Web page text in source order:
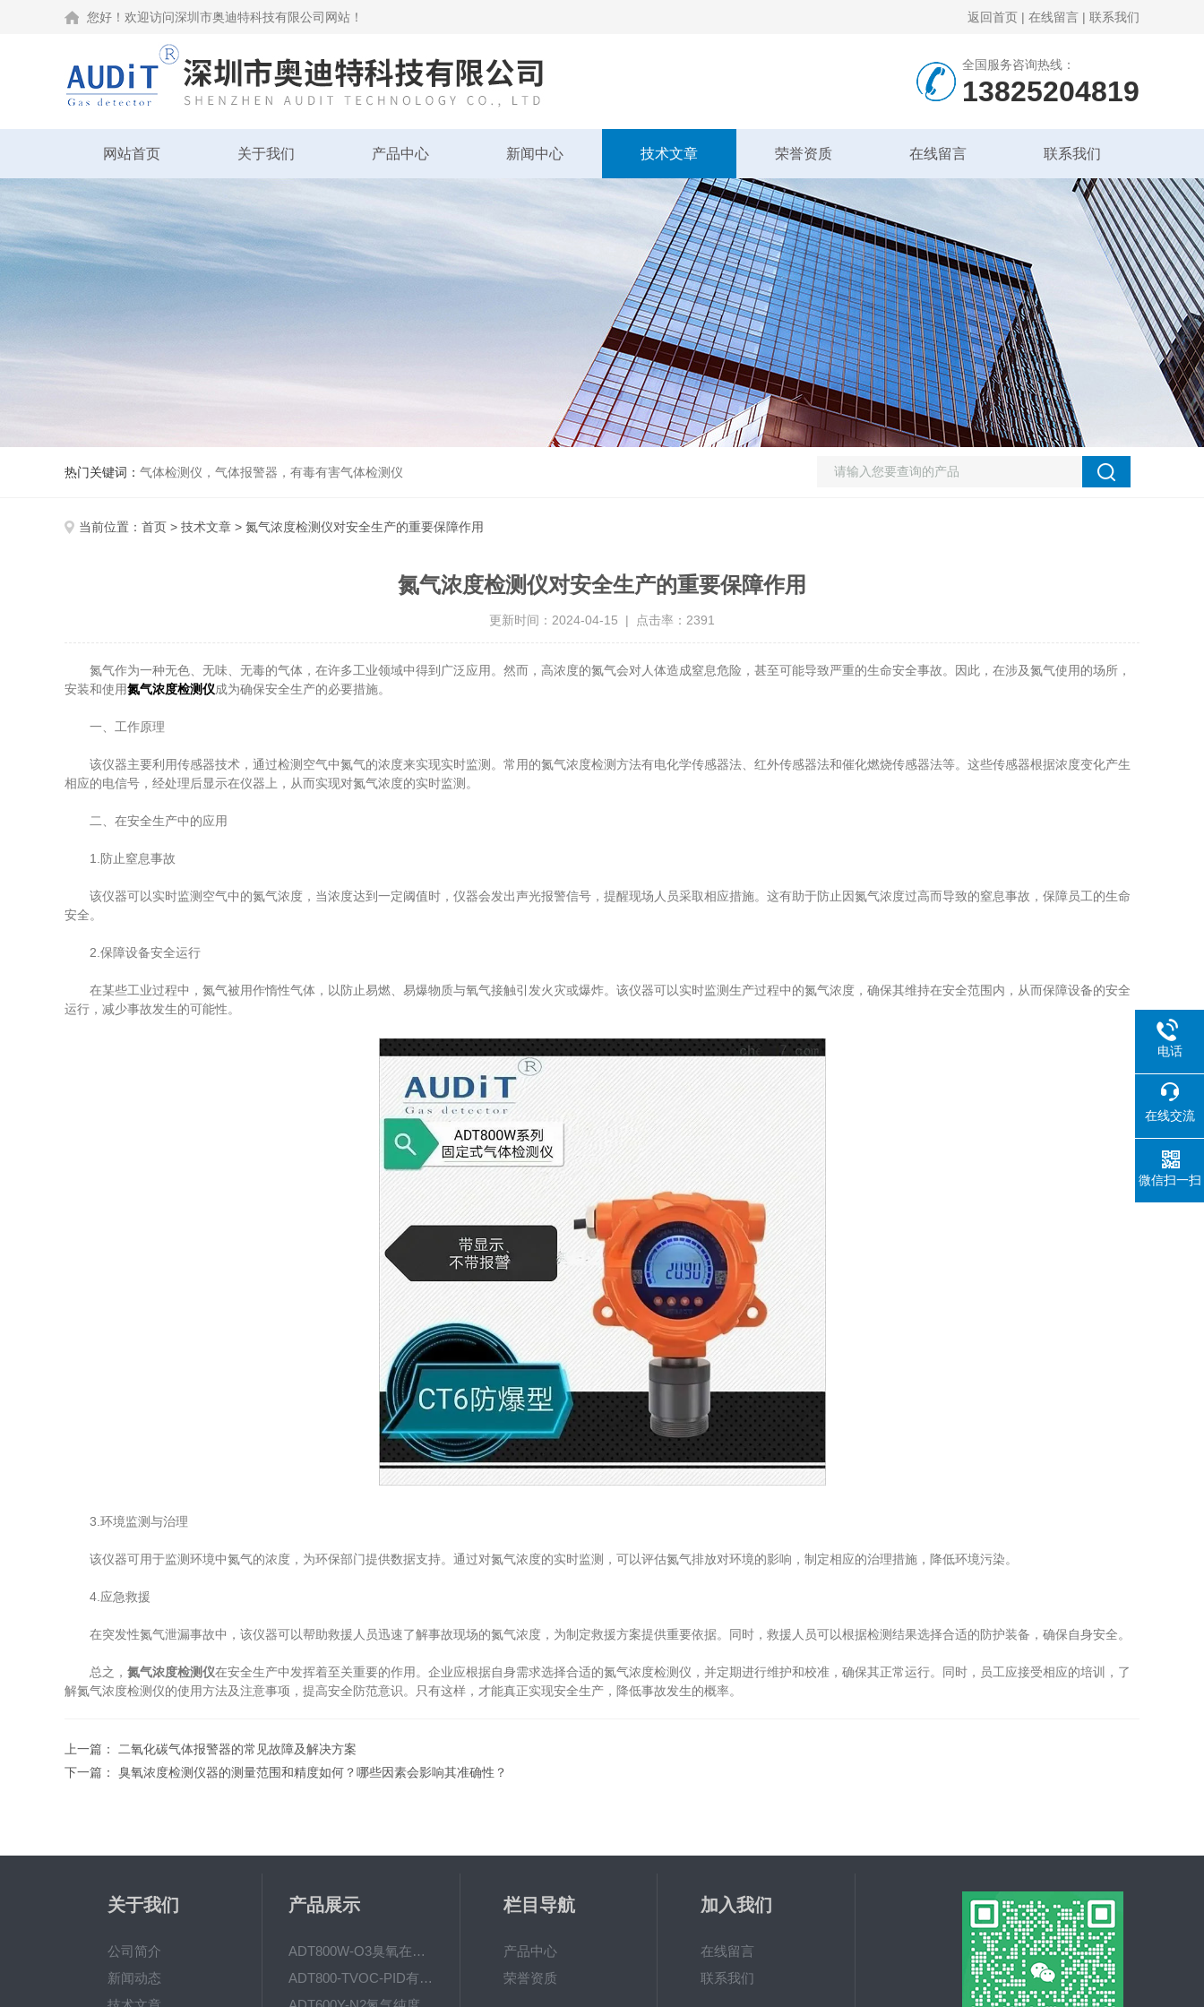
您好！欢迎访问深圳市奥迪特科技有限公司网站！ 返回首页 | 在线留言 | 联系我们
全国服务咨询热线：
13825204819
网站首页 关于我们 产品中心 新闻中心 技术文章 荣誉资质 在线留言 联系我们
热门关键词： 气体检测仪，气体报警器，有毒有害气体检测仪
当前位置： 首页 > 技术文章 > 氮气浓度检测仪对安全生产的重要保障作用
氮气浓度检测仪对安全生产的重要保障作用
更新时间：2024-04-15 | 点击率：2391
氮气作为一种无色、无味、无毒的气体，在许多工业领域中得到广泛应用。然而，高浓度的氮气会对人体造成窒息危险，甚至可能导致严重的生命安全事故。因此，在涉及氮气使用的场所，
安装和使用氮气浓度检测仪成为确保安全生产的必要措施。
一、工作原理
该仪器主要利用传感器技术，通过检测空气中氮气的浓度来实现实时监测。常用的氮气浓度检测方法有电化学传感器法、红外传感器法和催化燃烧传感器法等。这些传感器根据浓度变化产生
相应的电信号，经处理后显示在仪器上，从而实现对氮气浓度的实时监测。
二、在安全生产中的应用
1.防止窒息事故
该仪器可以实时监测空气中的氮气浓度，当浓度达到一定阈值时，仪器会发出声光报警信号，提醒现场人员采取相应措施。这有助于防止因氮气浓度过高而导致的窒息事故，保障员工的生命
安全。
2.保障设备安全运行
在某些工业过程中，氮气被用作惰性气体，以防止易燃、易爆物质与氧气接触引发火灾或爆炸。该仪器可以实时监测生产过程中的氮气浓度，确保其维持在安全范围内，从而保障设备的安全
运行，减少事故发生的可能性。
3.环境监测与治理
该仪器可用于监测环境中氮气的浓度，为环保部门提供数据支持。通过对氮气浓度的实时监测，可以评估氮气排放对环境的影响，制定相应的治理措施，降低环境污染。
4.应急救援
在突发性氮气泄漏事故中，该仪器可以帮助救援人员迅速了解事故现场的氮气浓度，为制定救援方案提供重要依据。同时，救援人员可以根据检测结果选择合适的防护装备，确保自身安全。
总之， 氮气浓度检测仪在安全生产中发挥着至关重要的作用。企业应根据自身需求选择合适的氮气浓度检测仪，并定期进行维护和校准，确保其正常运行。同时，员工应接受相应的培训，了
解氮气浓度检测仪的使用方法及注意事项，提高安全防范意识。只有这样，才能真正实现安全生产，降低事故发生的概率。
上一篇：
二氧化碳气体报警器的常见故障及解决方案
下一篇： 臭氧浓度检测仪器的测量范围和精度如何？哪些因素会影响其准确性？
关于我们
公司简介
新闻动态
产品展示
ADT800W-O3臭氧在线检测仪器
ADT800-TVOC-PID有机物挥发性气体TVOC在线监测仪
栏目导航
产品中心
荣誉资质
加入我们
在线留言
联系我们
电话
在线交流
微信扫一扫